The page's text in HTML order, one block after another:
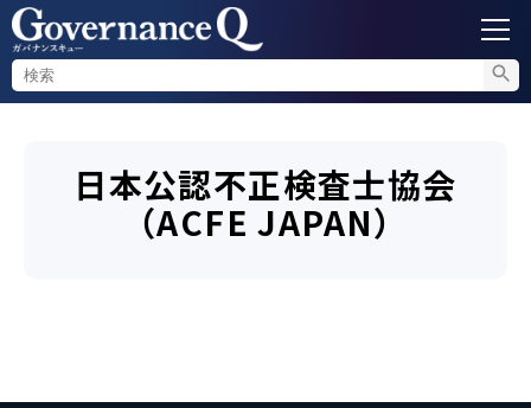
内部通報
日本公認不正検査士協会
（ACFE JAPAN）